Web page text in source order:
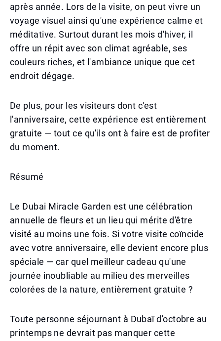
après année. Lors de la visite, on peut vivre un
voyage visuel ainsi qu'une expérience calme et
méditative. Surtout durant les mois d'hiver, il
offre un répit avec son climat agréable, ses
couleurs riches, et l'ambiance unique que cet
endroit dégage.
De plus, pour les visiteurs dont c'est
l'anniversaire, cette expérience est entièrement
gratuite — tout ce qu'ils ont à faire est de profiter
du moment.
Résumé
Le Dubai Miracle Garden est une célébration
annuelle de fleurs et un lieu qui mérite d'être
visité au moins une fois. Si votre visite coïncide
avec votre anniversaire, elle devient encore plus
spéciale — car quel meilleur cadeau qu'une
journée inoubliable au milieu des merveilles
colorées de la nature, entièrement gratuite ?
Toute personne séjournant à Dubaï d'octobre au
printemps ne devrait pas manquer cette